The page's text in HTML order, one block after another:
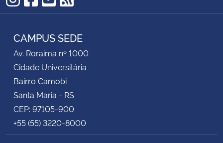
Instagram
Facebook
YouTube
RSS
CAMPUS SEDE
Av. Roraima nº 1000
Cidade Universitária
Bairro Camobi
Santa Maria - RS
CEP: 97105-900
+55 (55) 3220-8000